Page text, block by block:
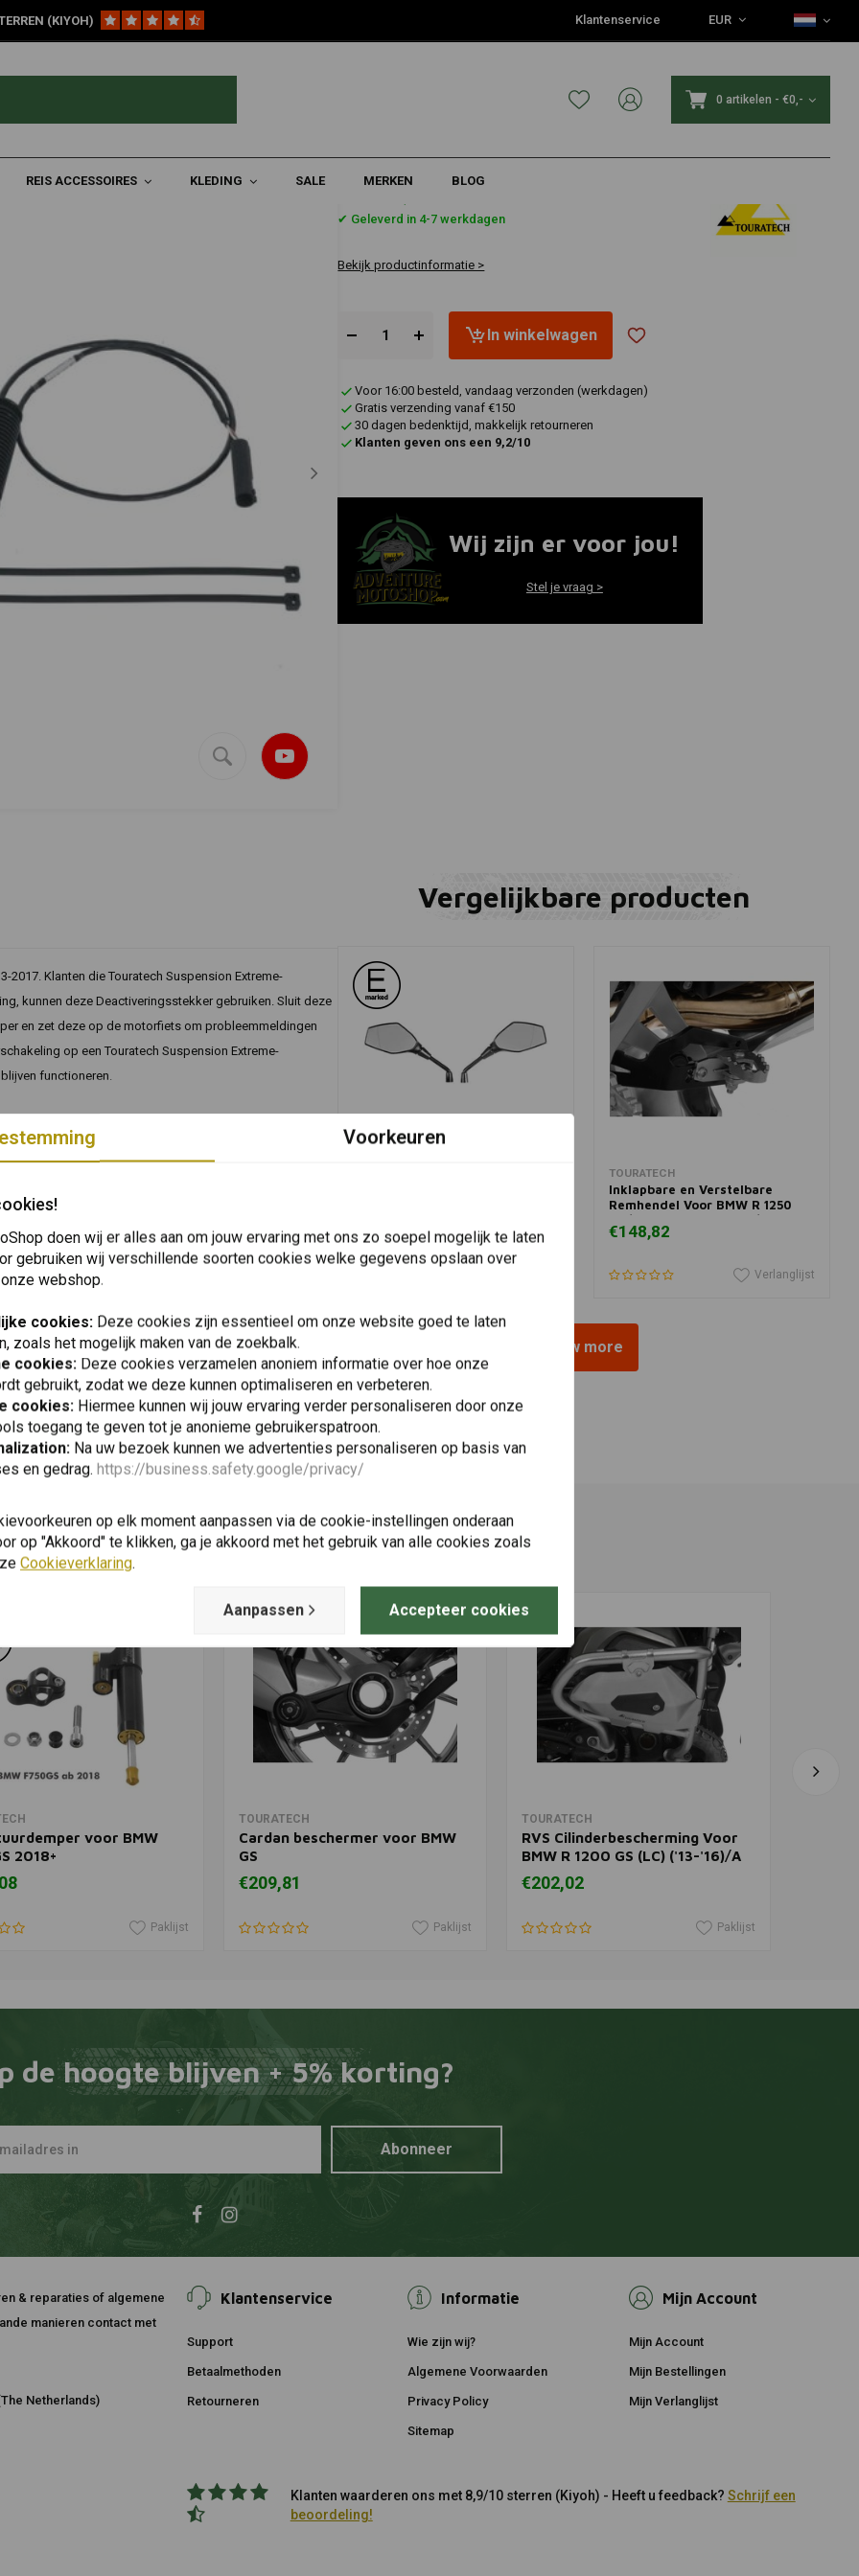
(KIYOH) Klantenservice EUR
0 artikelen - €0,-
REIS ACCESSOIRES KLEDING SALE MERKEN BLOG
voor BMW DDC Elektronische Vering, Modellen 2013-2017
Vering, Modellen 2013-2017
€318,08
✔ Geleverd in 4-7 werkdagen
Bekijk productinformatie >
In winkelwagen
Voor 16:00 besteld, vandaag verzonden (werkdagen)
Gratis verzending vanaf €150
30 dagen bedenktijd, makkelijk retourneren
Klanten geven ons een 9,2/10
Wij zijn er voor jou!
Stel je vraag >
2017. Klanten die Touratech Suspension Extreme-
kunnen deze Deactiveringsstekker gebruiken. Sluit deze
en zet deze op de motorfiets om probleemmeldingen
op een Touratech Suspension Extreme-
functioneren.
Traction Control) - Voorkomt dat het BMW cockpit
- Inclusief installatiebenodigdheden en instructies
U zult in staat zijn om *alle* van de motorfiets
Plaats ook een review
Vergelijkbare producten
€63,72
In winkelwagen
TOURATECH
Inklapbare en Verstelbare
Remhendel Voor BMW R 1250
GS/A & R 1200 GS ('13+)/R 1200
GSA ('14+) | Zilver
€148,82
Verlanglijst
View more
Vergelijkbare producten
In winkelwagen
voor BMW
2018+
Paklijst
In winkelwagen
TOURATECH
Cardan beschermer voor BMW
GS
€209,81
Paklijst
In winkelwagen
TOURATECH
RVS Cilinderbescherming Voor
BMW R 1200 GS (LC) ('13-'16)/A
(LC) ('14-'16) | Zilver
€202,02
Paklijst
de hoogte blijven + 5% korting?
Abonneer
& reparaties of algemene
manieren contact met
Netherlands)
Klantenservice
Support
Betaalmethoden
Retourneren
Informatie
Wie zijn wij?
Algemene Voorwaarden
Privacy Policy
Sitemap
Mijn Account
Mijn Account
Mijn Bestellingen
Mijn Verlanglijst
Klanten waarderen ons met 8,9/10 sterren (Kiyoh) - Heeft u feedback? Schrijf een
beoordeling!
Voorkeuren
doen wij er alles aan om jouw ervaring met ons zo soepel mogelijk te laten
gebruiken wij verschillende soorten cookies welke gegevens opslaan over
webshop.
cookies: Deze cookies zijn essentieel om onze website goed te laten
zoals het mogelijk maken van de zoekbalk.
cookies: Deze cookies verzamelen anoniem informatie over hoe onze
gebruikt, zodat we deze kunnen optimaliseren en verbeteren.
cookies: Hiermee kunnen wij jouw ervaring verder personaliseren door onze
toegang te geven tot je anonieme gebruikerspatroon.
Na uw bezoek kunnen we advertenties personaliseren op basis van
en gedrag. https://business.safety.google/privacy/
op elk moment aanpassen via de cookie-instellingen onderaan
op "Akkoord" te klikken, ga je akkoord met het gebruik van alle cookies zoals
Cookieverklaring.
Aanpassen Accepteer cookies